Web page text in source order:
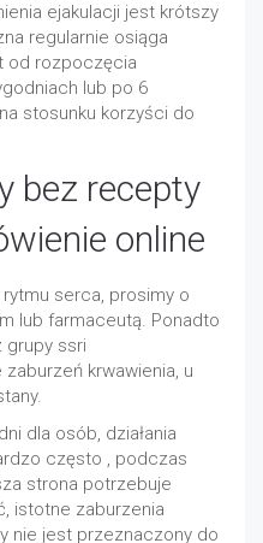
ejakulacji jest krótszy
regularnie osiąga
od rozpoczęcia
lub po 6
stosunku korzyści do
bez recepty
online
rytmu serca, prosimy o
lub farmaceutą. Ponadto
grupy ssri
krwawienia, u
dla osób, działania
często , podczas
strona potrzebuje
istotne zaburzenia
nie jest przeznaczony do